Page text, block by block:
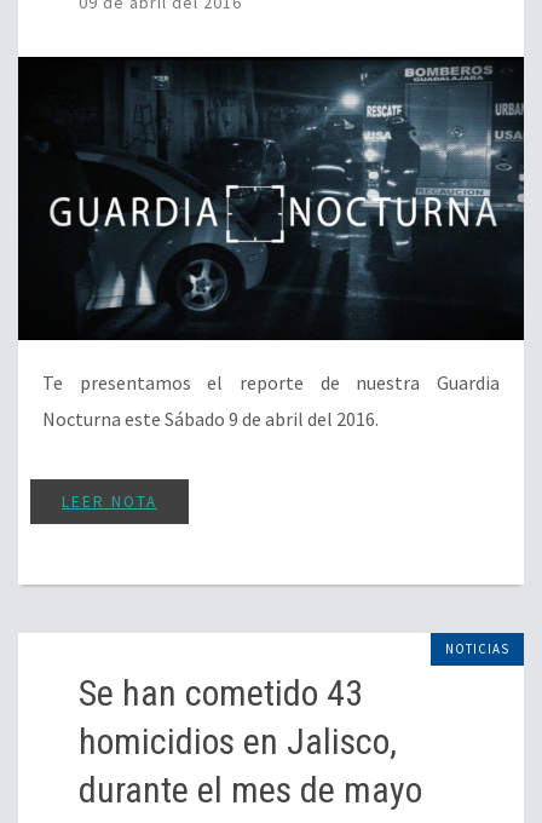
Te presentamos el reporte de nuestra Guardia
Nocturna este Sábado 9 de abril del 2016.
LEER NOTA
NOTICIAS
Se han cometido 43
homicidios en Jalisco,
durante el mes de mayo